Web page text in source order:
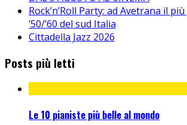
Rock’n’Roll Party: ad Avetrana il
‘50/’60 del sud Italia
Cittadella Jazz 2026
Posts più letti
Le 10 pianiste più belle al mondo